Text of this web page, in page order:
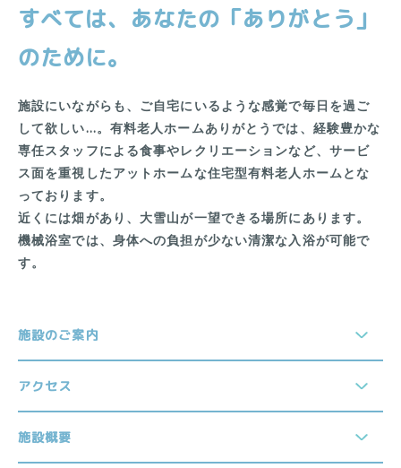
すべては、あなたの「ありがとう」
のために。
施設にいながらも、ご自宅にいるような感覚で毎日を過ご
して欲しい…。有料老人ホームありがとうでは、経験豊かな
専任スタッフによる食事やレクリエーションなど、サービ
ス面を重視したアットホームな住宅型有料老人ホームとな
っております。
近くには畑があり、大雪山が一望できる場所にあります。
機械浴室では、身体への負担が少ない清潔な入浴が可能で
す。
施設のご案内
アクセス
施設概要